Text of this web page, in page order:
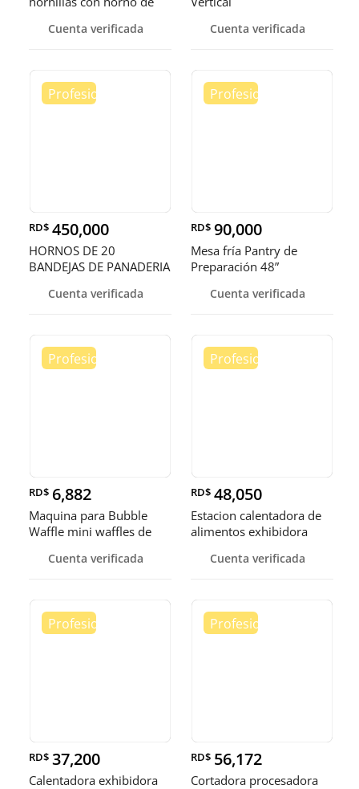
Cuenta verificada Cuenta verificada
RD$ 450,000
HORNOS DE 20
BANDEJAS DE PANADERIA
Cuenta verificada
RD$ 90,000
Mesa fría Pantry de
Preparación 48”
Cuenta verificada
RD$ 6,882
Maquina para Bubble
Waffle mini waffles de
Cuenta verificada
RD$ 48,050
Estacion calentadora de
alimentos exhibidora
Cuenta verificada
RD$ 37,200
Calentadora exhibidora
RD$ 56,172
Cortadora procesadora